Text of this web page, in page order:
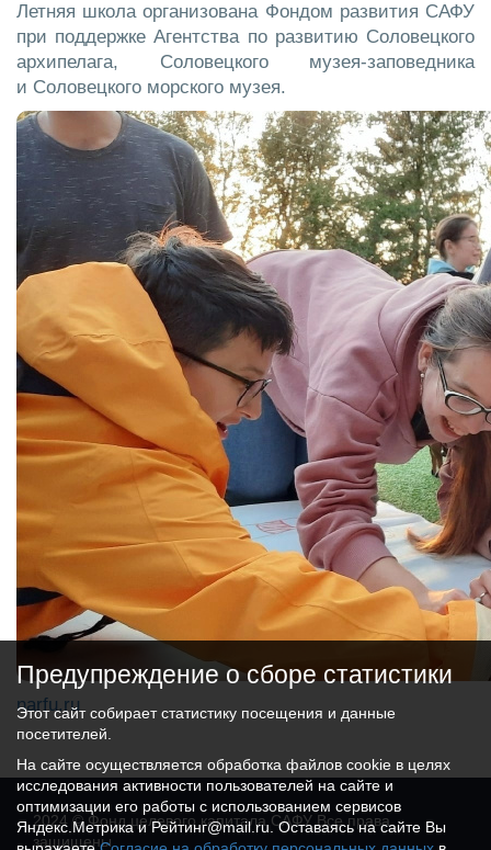
Предупреждение о сборе статистики
Этот сайт собирает статистику посещения и данные
посетителей.
На сайте осуществляется обработка файлов cookie в целях
исследования активности пользователей на сайте и
оптимизации его работы с использованием сервисов
Яндекс.Метрика и Рейтинг@mail.ru. Оставаясь на сайте Вы
Летняя школа организована Фондом развития САФУ
при поддержке Агентства по развитию Соловецкого
архипелага, Соловецкого музея-заповедника
и Соловецкого морского музея.
narfu.ru
2024 © Фонд целевого капитала САФУ Все права
защищены